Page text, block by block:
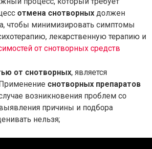
отмена снотворных должен
чтобы минимизировать симптомы
лекарственную терапию и
от снотворных средств
от снотворных, является
снотворных препаратов
возникновения проблем со
причины и подбора
нельзя;